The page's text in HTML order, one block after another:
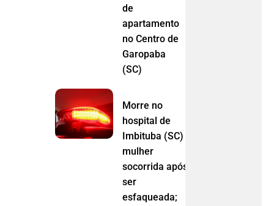
de
apartamento
no Centro de
Garopaba
(SC)
Morre no
hospital de
Imbituba (SC)
mulher
socorrida após
ser
esfaqueada;